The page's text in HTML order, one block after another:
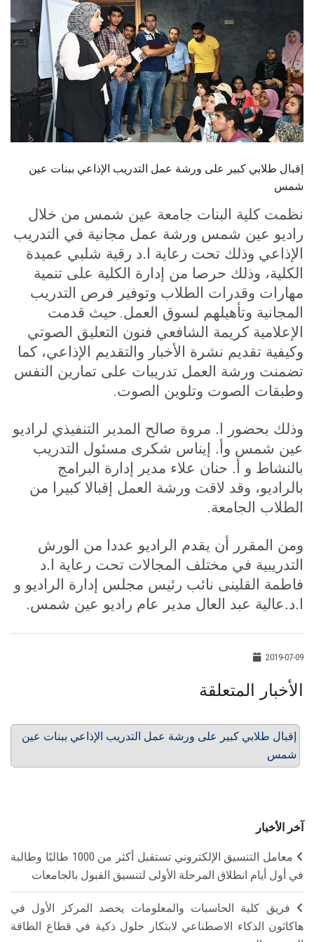
هيئة التدريس
الدراسات العليا
الخريجين
سجل الان
إقبال طلابي كبير على ورشة عمل التدريب الإذاعي ببنات عين
شمس
نظمت كلية البنات جامعة عين شمس من خلال
راديو عين شمس ورشة عمل مجانية في التدريب
الإذاعي وذلك تحت رعاية ا.د رقية شلبي عميدة
الكلية، وذلك حرصا من إدارة الكلية على تنمية
مهارات وقدرات الطلاب وتوفير فرص التدريب
المجانية وتأهيلهم لسوق العمل. حيث قدمت
الإعلامية كريمة الشافعي فنون التعليق الصوتي
وكيفية تقديم نشرة الأخبار والتقديم الإذاعي، كما
تضمنت ورشة العمل تدريبات على تمارين النفس
وطبقات الصوت وتلوين الصوت.
وذلك بحضور ا. مروة صالح المدير التنفيذي لراديو
عين شمس وأ. إيناس شكرى مسئول التدريب
بالنشاط و أ. حنان علاء مدير إدارة البرامج
بالراديو، وقد لاقت ورشة العمل إقبالا كبيرا من
الطلاب الجامعة.
ومن المقرر أن يقدم الراديو عددا من الورش
التدريبية في مختلف المجالات تحت رعاية ا.د
فاطمة القلينى نائب رئيس مجلس إدارة الراديو و
ا.د.عالية عبد العال مدير عام راديو عين شمس.
2019-07-09
الأخبار المتعلقة
إقبال طلابي كبير على ورشة عمل التدريب الإذاعي ببنات عين
شمس
آخر الأخبار
معامل التنسيق الإلكتروني تستقبل أكثر من 1000 طالبًا وطالبة
في أول أيام انطلاق المرحلة الأولى لتنسيق القبول بالجامعات
فريق كلية الحاسبات والمعلومات يحصد المركز الأول في
هاكاثون الذكاء الاصطناعي لابتكار حلول ذكية في قطاع الطاقة